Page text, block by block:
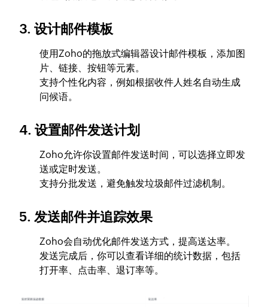
3.设计邮件模板
使用Zoho的拖放式编辑器设计邮件模板，添加图
片、链接、按钮等元素。
支持个性化内容，例如根据收件人姓名自动生成
问候语。
4.设置邮件发送计划
Zoho允许你设置邮件发送时间，可以选择立即发
送或定时发送。
支持分批发送，避免触发垃圾邮件过滤机制。
5.发送邮件并追踪效果
Zoho会自动优化邮件发送方式，提高送达率。
发送完成后，你可以查看详细的统计数据，包括
打开率、点击率、退订率等。